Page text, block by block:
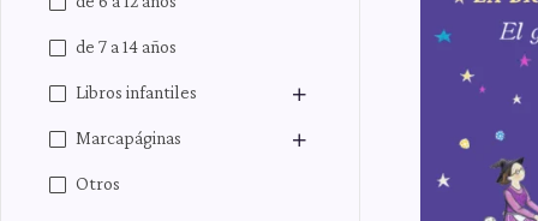
de 7 a 14 años
Libros infantiles
Marcapáginas
Otros